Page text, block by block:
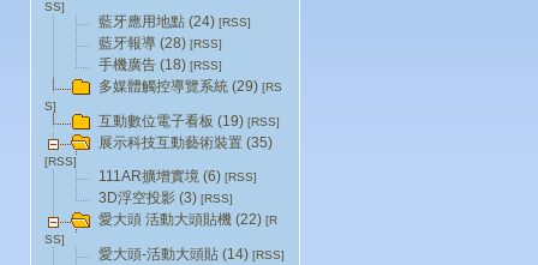
SS]
藍牙應用地點 (24) [RSS]
藍牙報導 (28) [RSS]
手機廣告 (18) [RSS]
多媒體觸控導覽系統 (29) [RS
S]
互動數位電子看板 (19) [RSS]
展示科技互動藝術裝置 (35)
[RSS]
111AR擴增實境 (6) [RSS]
3D浮空投影 (3) [RSS]
愛大頭 活動大頭貼機 (22) [R
SS]
愛大頭-活動大頭貼 (14) [RSS]